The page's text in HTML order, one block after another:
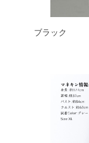
ブラック